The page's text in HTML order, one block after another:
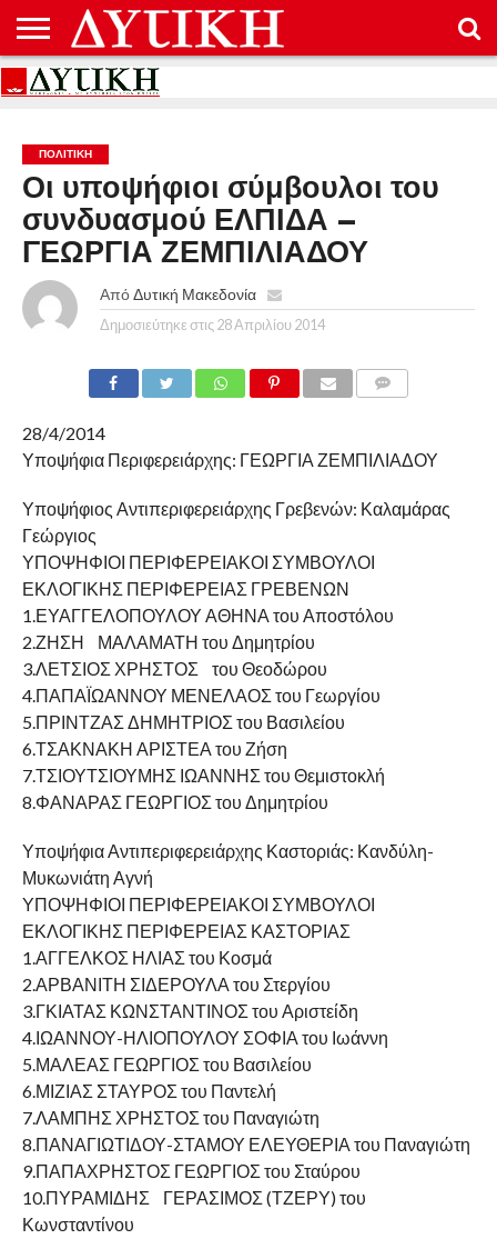
ΑΡΧΙΚΉ
ΕΠΙΚΟΙΝΩΝΊΑ
ΌΡΟΙ
ΠΡΟΣΤΑΣΊΑ
ΠΟΛΙΤΙΚΉ
Οι υποψήφιοι σύμβουλοι του
συνδυασμού ΕΛΠΙΔΑ –
ΓΕΩΡΓΙΑ ΖΕΜΠΙΛΙΑΔΟΥ
Από Δυτική Μακεδονία
Δημοσιεύτηκε στις 28 Απριλίου 2014
28/4/2014
Υποψήφια Περιφερειάρχης: ΓΕΩΡΓΙΑ ΖΕΜΠΙΛΙΑΔΟΥ
Υποψήφιος Αντιπεριφερειάρχης Γρεβενών: Καλαμάρας
Γεώργιος
ΥΠΟΨΗΦΙΟΙ ΠΕΡΙΦΕΡΕΙΑΚΟΙ ΣΥΜΒΟΥΛΟΙ
ΕΚΛΟΓΙΚΗΣ ΠΕΡΙΦΕΡΕΙΑΣ ΓΡΕΒΕΝΩΝ
1.ΕΥΑΓΓΕΛΟΠΟΥΛΟΥ ΑΘΗΝΑ του Αποστόλου
2.ΖΗΣΗ ΜΑΛΑΜΑΤΗ του Δημητρίου
3.ΛΕΤΣΙΟΣ ΧΡΗΣΤΟΣ του Θεοδώρου
4.ΠΑΠΑΪΩΑΝΝΟΥ ΜΕΝΕΛΑΟΣ του Γεωργίου
5.ΠΡΙΝΤΖΑΣ ΔΗΜΗΤΡΙΟΣ του Βασιλείου
6.ΤΣΑΚΝΑΚΗ ΑΡΙΣΤΕΑ του Ζήση
7.ΤΣΙΟΥΤΣΙΟΥΜΗΣ ΙΩΑΝΝΗΣ του Θεμιστοκλή
8.ΦΑΝΑΡΑΣ ΓΕΩΡΓΙΟΣ του Δημητρίου
Υποψήφια Αντιπεριφερειάρχης Καστοριάς: Κανδύλη-
Μυκωνιάτη Αγνή
ΥΠΟΨΗΦΙΟΙ ΠΕΡΙΦΕΡΕΙΑΚΟΙ ΣΥΜΒΟΥΛΟΙ
ΕΚΛΟΓΙΚΗΣ ΠΕΡΙΦΕΡΕΙΑΣ ΚΑΣΤΟΡΙΑΣ
1.ΑΓΓΕΛΚΟΣ ΗΛΙΑΣ του Κοσμά
2.ΑΡΒΑΝΙΤΗ ΣΙΔΕΡΟΥΛΑ του Στεργίου
3.ΓΚΙΑΤΑΣ ΚΩΝΣΤΑΝΤΙΝΟΣ του Αριστείδη
4.ΙΩΑΝΝΟΥ-ΗΛΙΟΠΟΥΛΟΥ ΣΟΦΙΑ του Ιωάννη
5.ΜΑΛΕΑΣ ΓΕΩΡΓΙΟΣ του Βασιλείου
6.ΜΙΖΙΑΣ ΣΤΑΥΡΟΣ του Παντελή
7.ΛΑΜΠΗΣ ΧΡΗΣΤΟΣ του Παναγιώτη
8.ΠΑΝΑΓΙΩΤΙΔΟΥ-ΣΤΑΜΟΥ ΕΛΕΥΘΕΡΙΑ του Παναγιώτη
9.ΠΑΠΑΧΡΗΣΤΟΣ ΓΕΩΡΓΙΟΣ του Σταύρου
10.ΠΥΡΑΜΙΔΗΣ ΓΕΡΑΣΙΜΟΣ (ΤΖΕΡΥ) του
Κωνσταντίνου